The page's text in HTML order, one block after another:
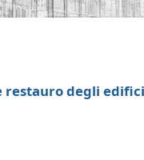
restauro degli edifici